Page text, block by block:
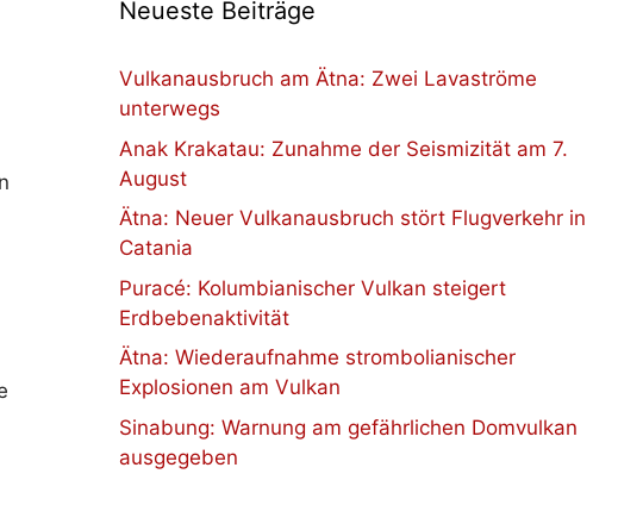
Neueste Beiträge
Vulkanausbruch am Ätna: Zwei Lavaströme
unterwegs
Anak Krakatau: Zunahme der Seismizität am 7.
August
Ätna: Neuer Vulkanausbruch stört Flugverkehr in
Catania
Puracé: Kolumbianischer Vulkan steigert
Erdbebenaktivität
Ätna: Wiederaufnahme strombolianischer
Explosionen am Vulkan
Sinabung: Warnung am gefährlichen Domvulkan
ausgegeben